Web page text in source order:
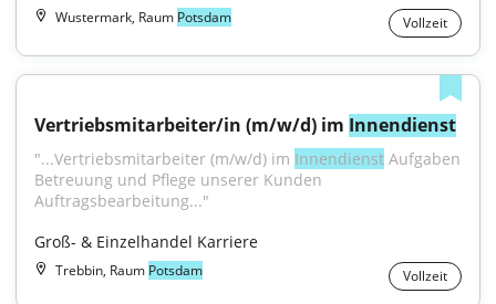
Wustermark, Raum Potsdam Vollzeit
Vertriebsmitarbeiter/in (m/w/d) im Innendienst
"...Vertriebsmitarbeiter (m/w/d) im Innendienst Aufgaben
Betreuung und Pflege unserer Kunden
Auftragsbearbeitung..."
Groß- & Einzelhandel Karriere
Trebbin, Raum Potsdam Vollzeit